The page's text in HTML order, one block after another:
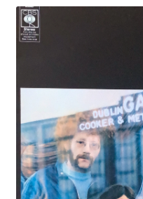
ン
へ
ッ
ス
キ